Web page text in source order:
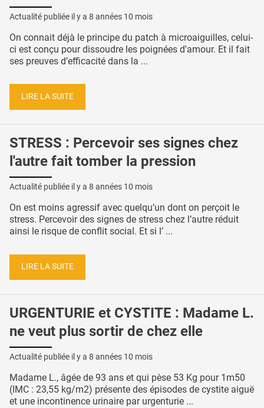
Actualité publiée il y a 8 années 10 mois
On connait déjà le principe du patch à microaiguilles, celui-
ci est conçu pour dissoudre les poignées d'amour. Et il fait
ses preuves d’efficacité dans la ...
LIRE LA SUITE
STRESS : Percevoir ses signes chez
l'autre fait tomber la pression
Actualité publiée il y a 8 années 10 mois
On est moins agressif avec quelqu’un dont on perçoit le
stress. Percevoir des signes de stress chez l’autre réduit
ainsi le risque de conflit social. Et si l’ ...
LIRE LA SUITE
URGENTURIE et CYSTITE : Madame L.
ne veut plus sortir de chez elle
Actualité publiée il y a 8 années 10 mois
Madame L., âgée de 93 ans et qui pèse 53 Kg pour 1m50
(IMC : 23,55 kg/m2) présente des épisodes de cystite aiguë
et une incontinence urinaire par urgenturie ...